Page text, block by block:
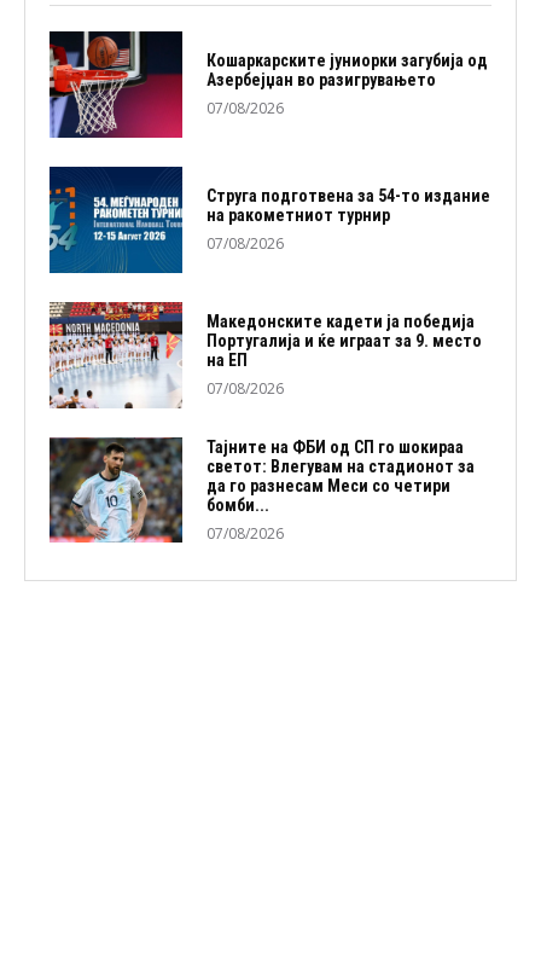
Кошаркарските јуниорки загубија од
Азербејџан во разигрувањето
07/08/2026
Струга подготвена за 54-то издание
на ракометниот турнир
07/08/2026
Македонските кадети ја победија
Португалија и ќе играат за 9. место
на ЕП
07/08/2026
Тајните на ФБИ од СП го шокираа
светот: Влегувам на стадионот за
да го разнесам Меси со четири
бомби...
07/08/2026